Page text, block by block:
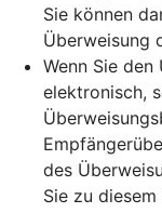
Sie können
Überweisung
Wenn Sie
elektronisch,
des
Sie zu